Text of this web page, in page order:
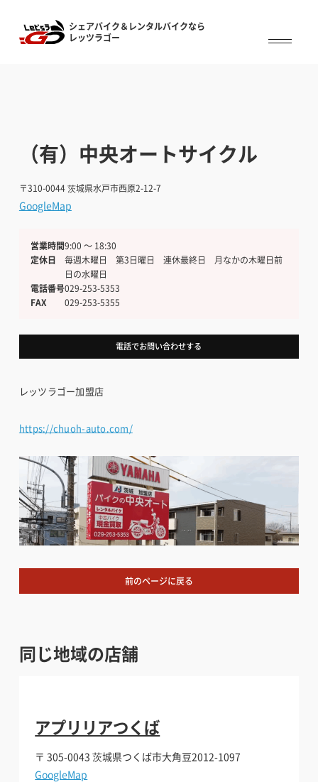
シェアバイク＆レンタルバイクなら
レッツラゴー
シェアバイク&レンタルバイクなら
レッツラゴー
（有）中央オートサイクル
〒310-0044茨城県水戸市西原2-12-7
GoogleMap
営業時間9:00 〜 18:30
定休日
毎週木曜日 第3日曜日 連休最終日 月なかの木曜日前
日の水曜日
電話番号029-253-5353
FAX
029-253-5355
電話でお問い合わせする
レッツラゴー加盟店
https://chuoh-auto.com/
前のページに戻る
同じ地域の店舗
アプリリアつくば
〒 305-0043茨城県つくば市大角豆2012-1097
GoogleMap